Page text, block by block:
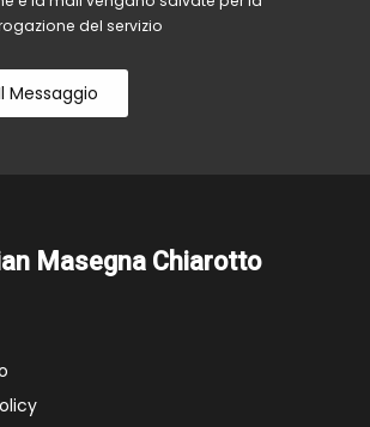
del servizio
Messaggio
Masegna Chiarotto